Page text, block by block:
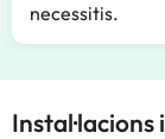
necessitis.
Instal·lacions